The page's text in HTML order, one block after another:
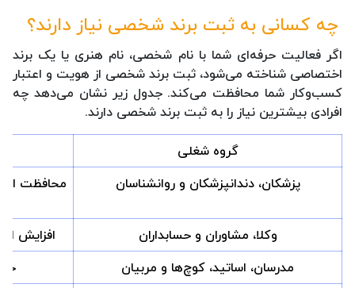
چه کسانی به ثبت برند شخصی نیاز دارند؟
اگر فعالیت حرفه‌ای شما با نام شخصی، نام هنری یا یک برند
اختصاصی شناخته می‌شود، ثبت برند شخصی از هویت و اعتبار
کسب‌وکار شما محافظت می‌کند. جدول زیر نشان می‌دهد چه
افرادی بیشترین نیاز را به ثبت برند شخصی دارند.
گروه شغلی
پزشکان، دندانپزشکان و روانشناسان
محافظت از
وکلا، مشاوران و حسابداران
افزایش
مدرسان، اساتید، کوچ‌ها و مربیان